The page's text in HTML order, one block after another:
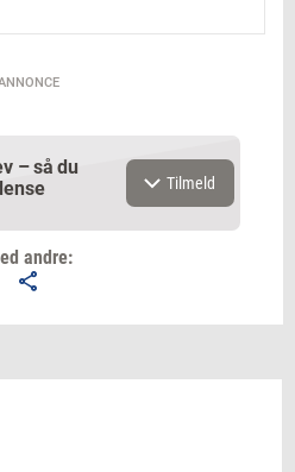
– så du
Tilmeld
andre: